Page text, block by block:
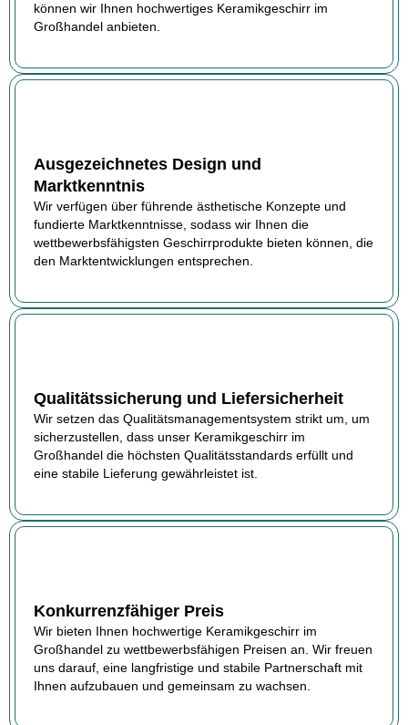
können wir Ihnen hochwertiges Keramikgeschirr im
Großhandel anbieten.
Ausgezeichnetes Design und
Marktkenntnis
Wir verfügen über führende ästhetische Konzepte und
fundierte Marktkenntnisse, sodass wir Ihnen die
wettbewerbsfähigsten Geschirrprodukte bieten können, die
den Marktentwicklungen entsprechen.
Qualitätssicherung und Liefersicherheit
Wir setzen das Qualitätsmanagementsystem strikt um, um
sicherzustellen, dass unser Keramikgeschirr im
Großhandel die höchsten Qualitätsstandards erfüllt und
eine stabile Lieferung gewährleistet ist.
Konkurrenzfähiger Preis
Wir bieten Ihnen hochwertige Keramikgeschirr im
Großhandel zu wettbewerbsfähigen Preisen an. Wir freuen
uns darauf, eine langfristige und stabile Partnerschaft mit
Ihnen aufzubauen und gemeinsam zu wachsen.